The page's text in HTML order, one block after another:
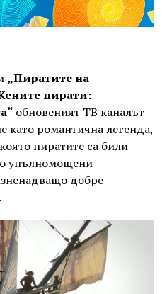
„Пиратите на
пирати:
обновеният ТВ каналът
като романтична легенда,
пиратите са били
упълномощени
добре